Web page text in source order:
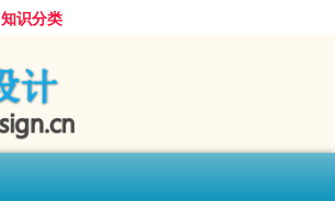
知识分类